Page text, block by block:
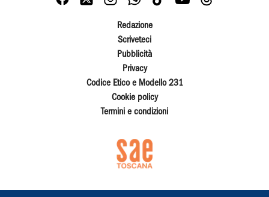
Redazione
Scriveteci
Pubblicità
Privacy
Codice Etico e Modello 231
Cookie policy
Termini e condizioni